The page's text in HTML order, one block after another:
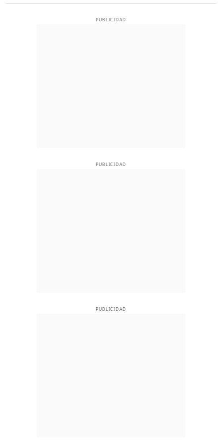
PUBLICIDAD
PUBLICIDAD
PUBLICIDAD